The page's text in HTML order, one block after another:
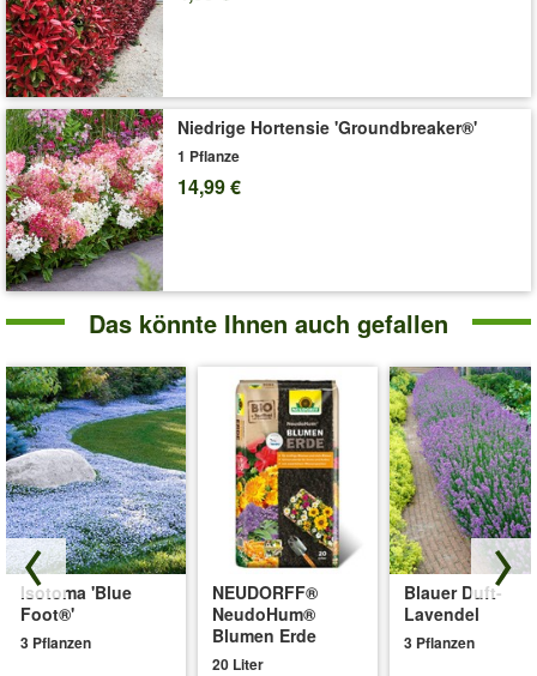
Niedrige Hortensie 'Groundbreaker®'
1 Pflanze
14,99 €
Das könnte Ihnen auch gefallen
Isotoma 'Blue
Foot®'
3 Pflanzen
NEUDORFF®
NeudoHum®
Blumen Erde
20 Liter
Blauer Duft-
Lavendel
3 Pflanzen